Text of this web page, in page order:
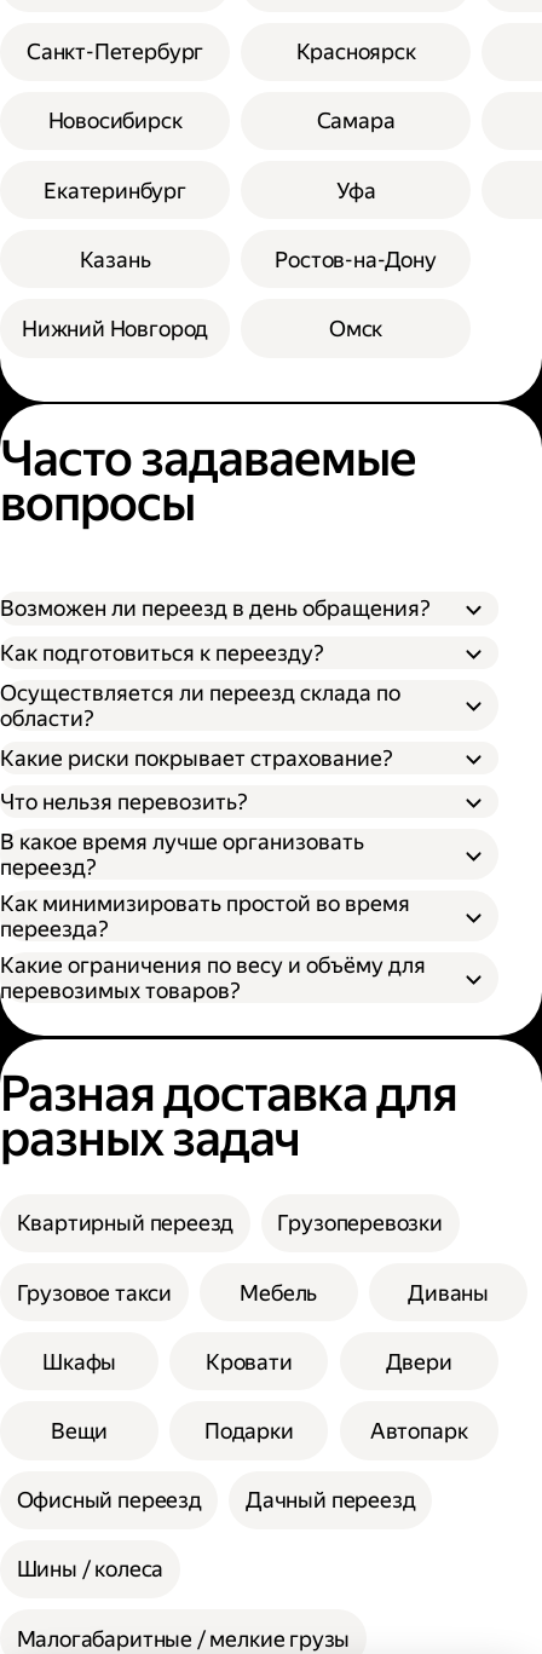
Санкт-Петербург
Новосибирск
Екатеринбург
Казань
Нижний Новгород
Красноярск
Самара
Уфа
Ростов-на-Дону
Омск
Часто задаваемые
вопросы
Возможен ли переезд в день обращения?
Как подготовиться к переезду?
Осуществляется ли переезд склада по
области?
Какие риски покрывает страхование?
Что нельзя перевозить?
В какое время лучше организовать
переезд?
Как минимизировать простой во время
переезда?
Какие ограничения по весу и объёму для
перевозимых товаров?
Разная доставка для
разных задач
Квартирный переезд Грузоперевозки
Грузовое такси Мебель Диваны
Шкафы Кровати Двери
Вещи Подарки Автопарк
Офисный переезд Дачный переезд
Шины / колеса
Малогабаритные / мелкие грузы